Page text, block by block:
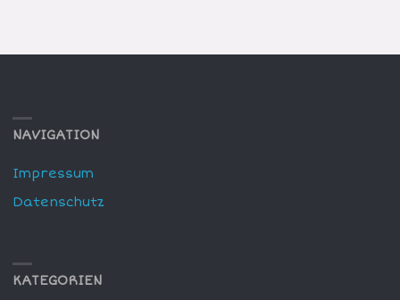
NAVIGATION
Impressum
Datenschutz
KATEGORIEN